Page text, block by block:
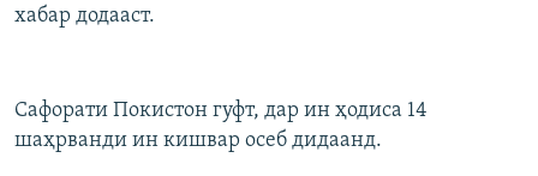
хабар додааст.
Сафорати Покистон гуфт, дар ин ҳодиса 14
шаҳрванди ин кишвар осеб дидаанд.